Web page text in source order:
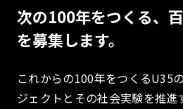
次の100年をつくる、
を募集します。
これからの100年をつくるU35
ジェクトとその社会実験を推